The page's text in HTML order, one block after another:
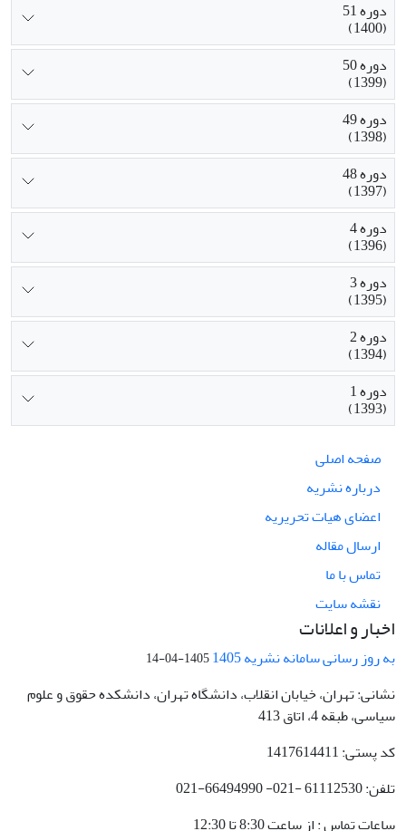
دوره 51
(1400)
دوره 50
(1399)
دوره 49
(1398)
دوره 48
(1397)
دوره 4
(1396)
دوره 3
(1395)
دوره 2
(1394)
دوره 1
(1393)
صفحه اصلی
درباره نشریه
اعضای هیات تحریریه
ارسال مقاله
تماس با ما
نقشه سایت
اخبار و اعلانات
به روز رسانی سامانه نشریه 1405 1405-04-14
نشانی: تهران، خیابان انقلاب، دانشگاه تهران، دانشکده حقوق و علوم
سیاسی، طبقه 4، اتاق 413
کد پستی: 1417614411
تلفن: 61112530 -021- 66494990-021
ساعات تماس : از ساعت 8:30 تا 12:30